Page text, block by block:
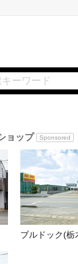
ョップ Sponsored
ブルドック(栃